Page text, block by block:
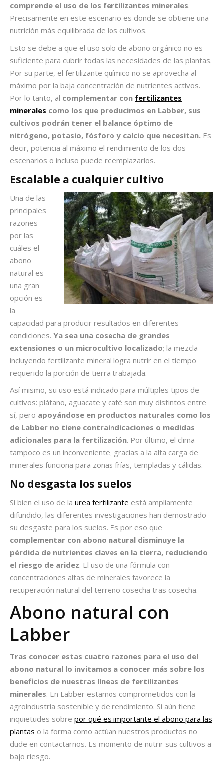
comprende el uso de los fertilizantes minerales.
Precisamente en este escenario es donde se obtiene una
nutrición más equilibrada de los cultivos.
Esto se debe a que el uso solo de abono orgánico no es
suficiente para cubrir todas las necesidades de las plantas.
Por su parte, el fertilizante químico no se aprovecha al
máximo por la baja concentración de nutrientes activos.
Por lo tanto, al complementar con fertilizantes
minerales como los que producimos en Labber, sus
cultivos podrán tener el balance óptimo de
nitrógeno, potasio, fósforo y calcio que necesitan. Es
decir, potencia al máximo el rendimiento de los dos
escenarios o incluso puede reemplazarlos.
Escalable a cualquier cultivo
Una de las
principales
razones
por las
cuáles el
abono
natural es
una gran
opción es
la
capacidad para producir resultados en diferentes
condiciones. Ya sea una cosecha de grandes
extensiones o un microcultivo localizado; la mezcla
incluyendo fertilizante mineral logra nutrir en el tiempo
requerido la porción de tierra trabajada.
Así mismo, su uso está indicado para múltiples tipos de
cultivos: plátano, aguacate y café son muy distintos entre
sí, pero apoyándose en productos naturales como los
de Labber no tiene contraindicaciones o medidas
adicionales para la fertilización. Por último, el clima
tampoco es un inconveniente, gracias a la alta carga de
minerales funciona para zonas frías, templadas y cálidas.
No desgasta los suelos
Si bien el uso de la urea fertilizante está ampliamente
difundido, las diferentes investigaciones han demostrado
su desgaste para los suelos. Es por eso que
complementar con abono natural disminuye la
pérdida de nutrientes claves en la tierra, reduciendo
el riesgo de aridez. El uso de una fórmula con
concentraciones altas de minerales favorece la
recuperación natural del terreno cosecha tras cosecha.
Abono natural con
Labber
Tras conocer estas cuatro razones para el uso del
abono natural lo invitamos a conocer más sobre los
beneficios de nuestras líneas de fertilizantes
minerales. En Labber estamos comprometidos con la
agroindustria sostenible y de rendimiento. Si aún tiene
inquietudes sobre por qué es importante el abono para las
plantas o la forma como actúan nuestros productos no
dude en contactarnos. Es momento de nutrir sus cultivos a
bajo riesgo.